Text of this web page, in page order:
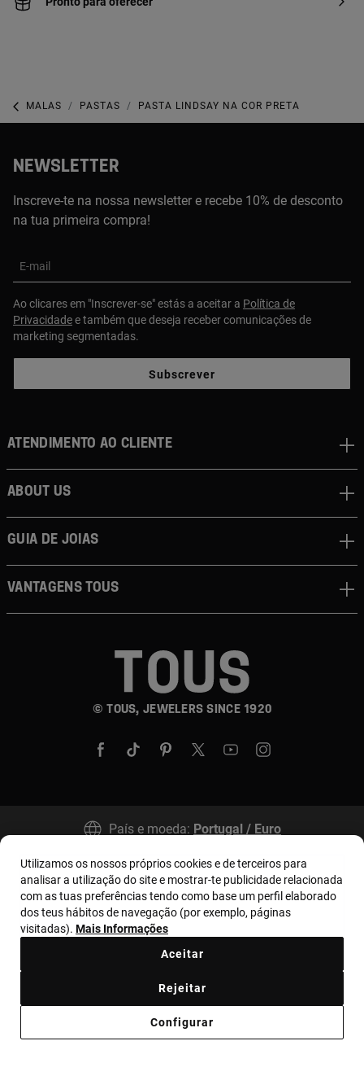
MALAS PASTAS PASTA LINDSAY NA COR PRETA
NEWSLETTER
Inscreve-te na nossa newsletter e recebe 10% de desconto
na tua primeira compra!
E-mail
Ao clicares em "Inscrever-se" estás a aceitar a Política de
Privacidadee também que deseja receber comunicações de
marketing segmentadas.
Subscrever
© TOUS, JEWELERS SINCE 1920
Atendimento ao cliente
About us
Guia de joias
Vantagens TOUS
País e moeda: Portugal / Euro
Termos e condições Política de uso e privacidade
Política de Cookies Aviso legal Bases MYTOUS
Livro de Reclamações Código de Ética
Plano de Prevenção de Riscos
Utilizamos os nossos próprios cookies e de terceiros para
analisar a utilização do site e mostrar-te publicidade relacionada
com as tuas preferências tendo como base um perfil elaborado
dos teus hábitos de navegação (por exemplo, páginas
visitadas). Mais Informações
Configurar
Rejeitar
Aceitar